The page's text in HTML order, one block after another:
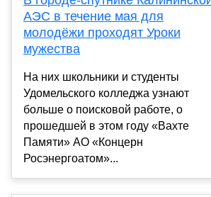
АЭС в течение мая для
молодёжи проходят Уроки
мужества
На них школьники и студенты
Удомельского колледжа узнают
больше о поисковой работе, о
прошедшей в этом году «Вахте
Памяти» АО «Концерн
Росэнергоатом»...